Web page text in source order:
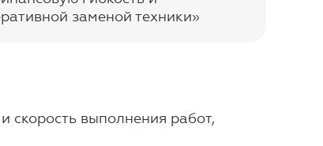
заменой техники»
скорость выполнения работ,